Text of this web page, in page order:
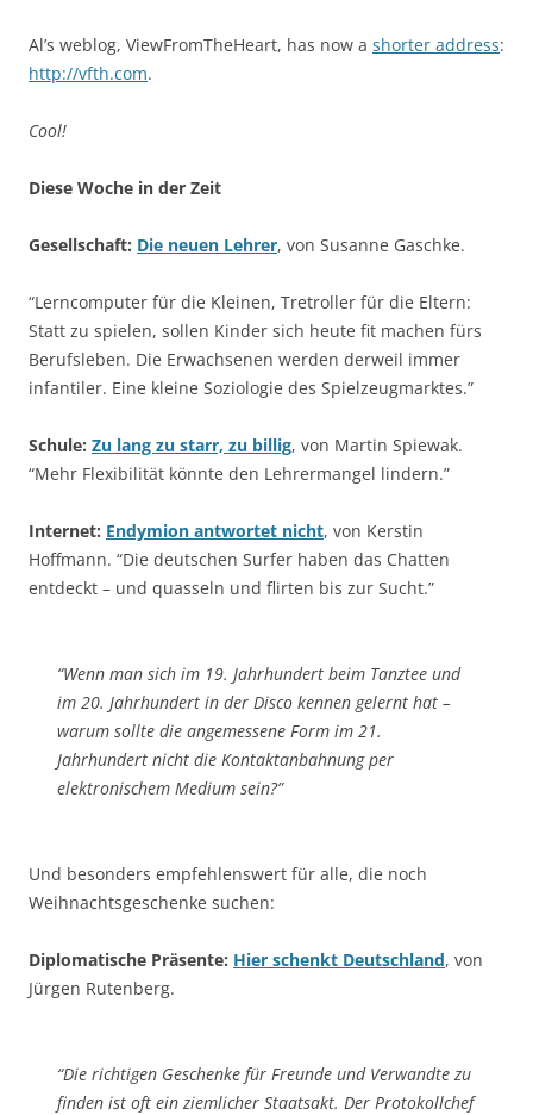
Al’s weblog, ViewFromTheHeart, has now a shorter address:
http://vfth.com.
Cool!
Diese Woche in der Zeit
Gesellschaft: Die neuen Lehrer, von Susanne Gaschke.
“Lerncomputer für die Kleinen, Tretroller für die Eltern:
Statt zu spielen, sollen Kinder sich heute fit machen fürs
Berufsleben. Die Erwachsenen werden derweil immer
infantiler. Eine kleine Soziologie des Spielzeugmarktes.”
Schule: Zu lang zu starr, zu billig, von Martin Spiewak.
“Mehr Flexibilität könnte den Lehrermangel lindern.”
Internet: Endymion antwortet nicht, von Kerstin
Hoffmann. “Die deutschen Surfer haben das Chatten
entdeckt – und quasseln und flirten bis zur Sucht.”
“Wenn man sich im 19. Jahrhundert beim Tanztee und
im 20. Jahrhundert in der Disco kennen gelernt hat –
warum sollte die angemessene Form im 21.
Jahrhundert nicht die Kontaktanbahnung per
elektronischem Medium sein?”
Und besonders empfehlenswert für alle, die noch
Weihnachtsgeschenke suchen:
Diplomatische Präsente: Hier schenkt Deutschland, von
Jürgen Rutenberg.
“Die richtigen Geschenke für Freunde und Verwandte zu
finden ist oft ein ziemlicher Staatsakt. Der Protokollchef